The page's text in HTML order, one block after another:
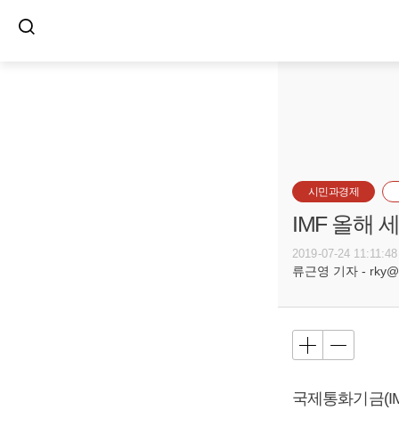
시민과경제
IMF 올해
2019-07-24 11:11:48
류근영 기자 -
국제통화기금